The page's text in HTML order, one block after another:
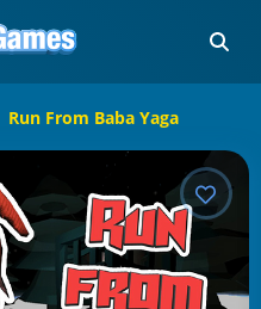
Run From Baba Yaga